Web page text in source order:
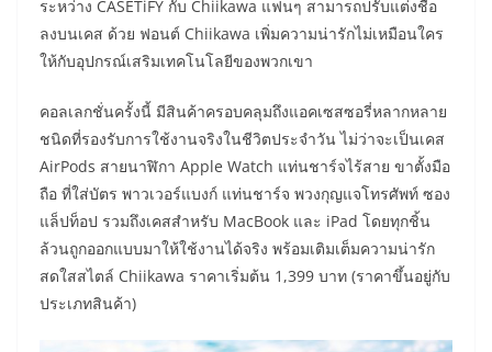
ระหว่าง CASETiFY กับ Chiikawa แฟนๆ สามารถปรับแต่งชื่อ
ลงบนเคส ด้วย ฟอนต์ Chiikawa เพิ่มความน่ารักไม่เหมือนใคร
ให้กับอุปกรณ์เสริมเทคโนโลยีของพวกเขา
คอลเลกชั่นครั้งนี้ มีสินค้าครอบคลุมถึงแอคเซสซอรี่หลากหลาย
ชนิดที่รองรับการใช้งานจริงในชีวิตประจำวัน ไม่ว่าจะเป็นเคส
AirPods สายนาฬิกา Apple Watch แท่นชาร์จไร้สาย ขาตั้งมือ
ถือ ที่ใส่บัตร พาวเวอร์แบงก์ แท่นชาร์จ พวงกุญแจโทรศัพท์ ซอง
แล็ปท็อป รวมถึงเคสสำหรับ MacBook และ iPad โดยทุกชิ้น
ล้วนถูกออกแบบมาให้ใช้งานได้จริง พร้อมเติมเต็มความน่ารัก
สดใสสไตล์ Chiikawa ราคาเริ่มต้น 1,399 บาท (ราคาขึ้นอยู่กับ
ประเภทสินค้า)